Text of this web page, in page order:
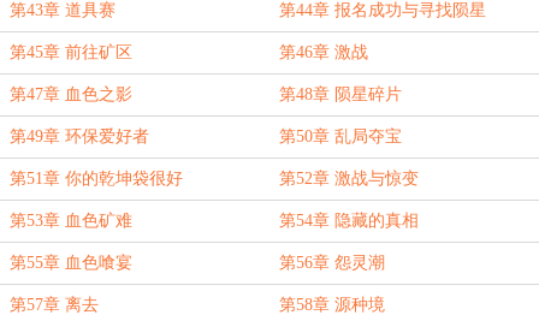
第43章 道具赛 第44章 报名成功与寻找陨星
第45章 前往矿区 第46章 激战
第47章 血色之影 第48章 陨星碎片
第49章 环保爱好者 第50章 乱局夺宝
第51章 你的乾坤袋很好 第52章 激战与惊变
第53章 血色矿难 第54章 隐藏的真相
第55章 血色喰宴 第56章 怨灵潮
第57章 离去 第58章 源种境